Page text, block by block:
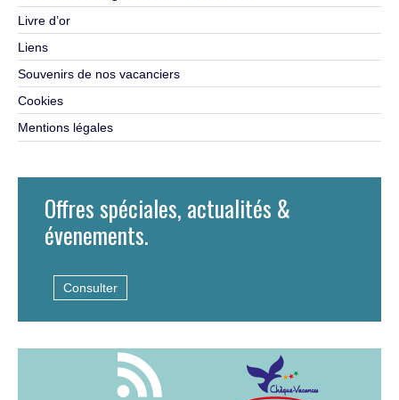
Livre d’or
Liens
Souvenirs de nos vacanciers
Cookies
Mentions légales
Offres spéciales, actualités &
évenements.
Consulter